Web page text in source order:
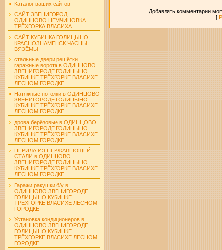
Каталог ваших сайтов
САЙТ ЗВЕНИГОРОД
ОДИНЦОВО НЕМЧИНОВКА
ТРЁХГОРКА ВЛАСИХА
САЙТ КУБИНКА ГОЛИЦЫНО
КРАСНОЗНАМЕНСК ЧАСЦЫ
ВЯЗЁМЫ
стальные двери решётки
гаражные ворота в ОДИНЦОВО
ЗВЕНИГОРОДЕ ГОЛИЦЫНО
КУБИНКЕ ТРЁХГОРКЕ ВЛАСИХЕ
ЛЕСНОМ ГОРОДКЕ
Натяжные потолки в ОДИНЦОВО
ЗВЕНИГОРОДЕ ГОЛИЦЫНО
КУБИНКЕ ТРЁХГОРКЕ ВЛАСИХЕ
ЛЕСНОМ ГОРОДКЕ
дрова берёзовые в ОДИНЦОВО
ЗВЕНИГОРОДЕ ГОЛИЦЫНО
КУБИНКЕ ТРЁХГОРКЕ ВЛАСИХЕ
ЛЕСНОМ ГОРОДКЕ
ПЕРИЛА ИЗ НЕРЖАВЕЮЩЕЙ
СТАЛИ в ОДИНЦОВО
ЗВЕНИГОРОДЕ ГОЛИЦЫНО
КУБИНКЕ ТРЁХГОРКЕ ВЛАСИХЕ
ЛЕСНОМ ГОРОДКЕ
Гаражи ракушки б/у в
ОДИНЦОВО ЗВЕНИГОРОДЕ
ГОЛИЦЫНО КУБИНКЕ
ТРЁХГОРКЕ ВЛАСИХЕ ЛЕСНОМ
ГОРОДКЕ
Установка кондиционеров в
ОДИНЦОВО ЗВЕНИГОРОДЕ
ГОЛИЦЫНО КУБИНКЕ
ТРЁХГОРКЕ ВЛАСИХЕ ЛЕСНОМ
ГОРОДКЕ
Добавлять комментарии
[